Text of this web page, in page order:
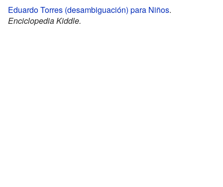
Eduardo Torres (desambiguación) para Niños.
Enciclopedia Kiddle.